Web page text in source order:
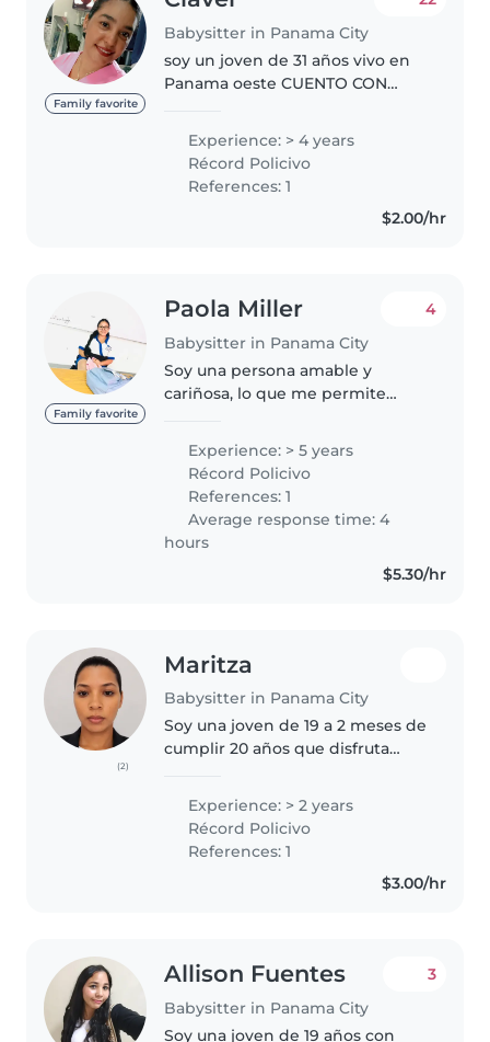
Family favorite
Babysitter in Panama City
soy un joven de 31 años vivo en
Panama oeste CUENTO CON
para cuidado infantil bb de
meces y niños de año
*CONOSIMIENTO EN PRIMEROS
AUXILIOS..
Experience: > 4 years
Récord Policivo
References: 1
$2.00/hr
Family favorite
Paola Miller
Babysitter in Panama City
4
Soy una persona amable y
cariñosa, lo que me permite
responsabilidad es un rasgo
destacado, convirtiéndome en
una empleada confiable...
Experience: > 5 years
Récord Policivo
References: 1
Average response time: 4
hours
$5.30/hr
(2)
Maritza
Babysitter in Panama City
Soy una joven de 19 a 2 meses de
cumplir 20 años que disfruta
niños. tengo experiencia previa
de niñera, soy muy responsable,
paciente y divertida. Puedo..
Experience: > 2 years
Récord Policivo
References: 1
$3.00/hr
Allison Fuentes
Babysitter in Panama City
3
Soy una joven de 19 años con